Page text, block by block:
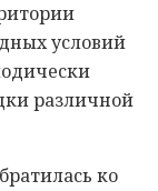
условий
различной
ко